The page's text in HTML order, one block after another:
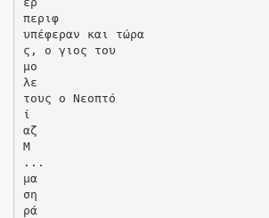
περιφ
υπέφεραν και τώρα
ς, ο γιος του
μο
λε
τους ο Νεοπτό
ί
αζ
Μ
...
μα
ση
ρά